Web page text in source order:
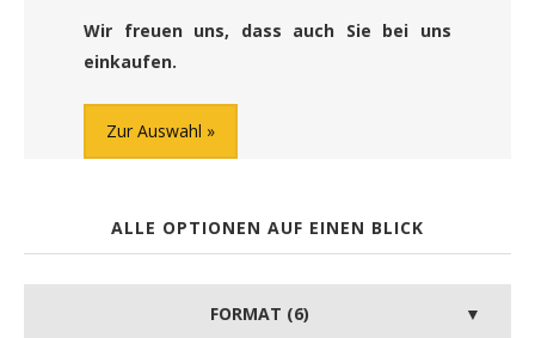
Wir freuen uns, dass auch Sie bei uns
einkaufen.
Zur Auswahl
ALLE OPTIONEN AUF EINEN BLICK
FORMAT (6)